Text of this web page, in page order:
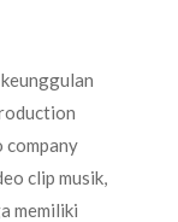
company
clip musik,
memiliki